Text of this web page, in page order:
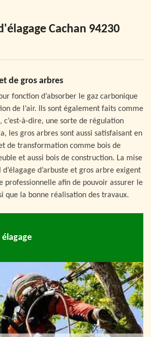
Cachan 94230
de gros arbres
fonction d’absorber le gaz carbonique
de l’air. Ils sont également faits comme
c’est-à-dire, une sorte de régulation
les gros arbres sont aussi satisfaisant en
de transformation comme bois de
et aussi bois de construction. La mise
d’arbuste et gros arbre exigent
professionnelle afin de pouvoir assurer le
que la bonne réalisation des travaux.